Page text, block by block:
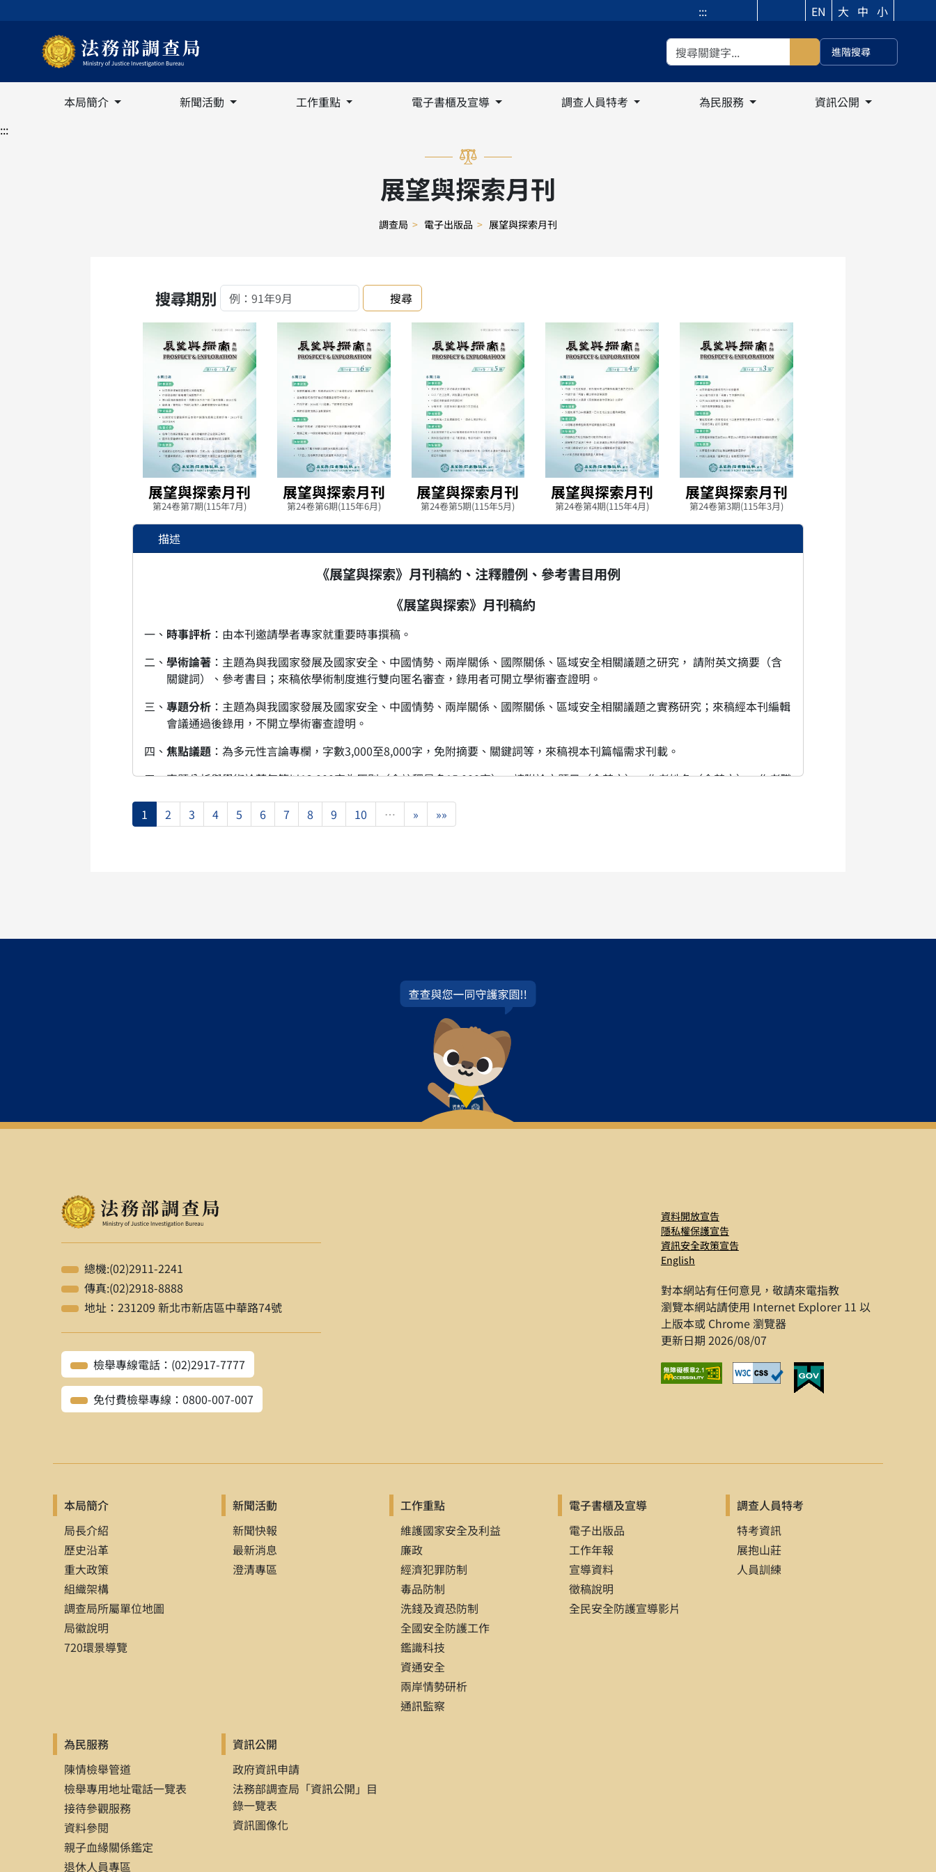
::: EN 大 中 小
進階搜尋
本局簡介 新聞活動 工作重點 電子書櫃及宣導 調查人員特考 為民服務
資訊公開
:::
展望與探索月刊
調查局 > 電子出版品 > 展望與探索月刊
搜尋期別 搜尋
展望與探索月刊
第24卷第7期(115年7月)
展望與探索月刊
第24卷第6期(115年6月)
展望與探索月刊
第24卷第5期(115年5月)
展望與探索月刊
第24卷第4期(115年4月)
展望與探索月刊
第24卷第3期(115年3月)
描述
《展望與探索》月刊稿約、注釋體例、參考書目用例
《展望與探索》月刊稿約
一、 時事評析 ：由本刊邀請學者專家就重要時事撰稿。
二、 學術論著 ：主題為與我國家發展及國家安全、中國情勢、兩岸關係、國際關係、區域安全相關議題之研究， 請附英文摘要（含
關鍵詞）、參考書目；來稿依學術制度進行雙向匿名審查，錄用者可開立學術審查證明。
三、 專題分析 ：主題為與我國家發展及國家安全、中國情勢、兩岸關係、國際關係、區域安全相關議題之實務研究；來稿經本刊編輯
會議通過後錄用，不開立學術審查證明。
四、 焦點議題 ：為多元性言論專欄，字數3,000至8,000字，免附摘要、關鍵詞等，來稿視本刊篇幅需求刊載。
五、專題分析與學術論著每篇以12,000字為原則（含註釋最多15,000字），請附論文題目（含英文）、作者姓名（含英文）、作者職
六、來稿請標明欲投欄目種類，全文請以14號標楷體、行距25橫排直書；併附作者簡歷、電子檔及註明字數（含圖表）。
管理作業要點由文化部無償辦理流通利用，餘依《著作權法》相關規定辦理。著作權授權書於本刊決定刊稿時簽署，並隨同受領
十、來稿請寄：【231206】新北市新店區中生路40號 「展望與探索雜誌社」。或E-mail:
《展望與探索》月刊註釋體例
（一）書籍：（中外文書籍同此格式）
註釋格式：作者姓名，書名（出版地：出版者，年月日），頁x-x。
【例】 林山田，
【例】Teresa Wright,Accepting Authoritarianism
（California: Stanford University press, 2010）, pp. 100-101.
註釋格式：作者姓名，「篇名」，
【例】黃國昌，「美國法上總統之豁免權與祕匿特權」，
（臺北），第140期（2007年1月），頁6。
【例】Paul N. Stockton, “Reform, don’t merge, The Homeland Security Council,”
【例】張侃侃，「邊緣顯彰：賈樟柯電影中社會弱勢群體的再現」，發表於嘿山寨‧慮消費：生態、科技與文化政治研討會（新北：
真理大學文化研究年會，2011年1月9日），頁6-11。
【例】Chu,Yun-Han,“Taiwan’s Dmocracy in Distress: Implications for Dmocracy Political Dvelomoents,”paper presented
at the Taiwan at Cross Road? Analyzing the 2004 Presidental Election（DC：China Program, Carnegie Endowment for
International Peace, USA, and Cross-Strait Interflow Prospect Foundation , Republic of China）, PP. 9-18.
學位論文
：作者姓名，「論文名」，學校系所碩/博士論文（年月），頁x。
【例】鈕則謙，「全球城市之建構：以上海市為例」，國立政治大學中山人文社會科學研究所博士論文（2005年），頁6-11。
【例】Huang, Jr-Tsung,“Three Essays on Marital Births and Taxes,”Diss., Department of Ecnomics, Universty of
註釋格式：作者姓名，「篇名」，
【例】胡錦濤，「在人民日報社考察工作時的講話」，
【例】Cheng, Joseph Y. S.,“Shame on US,”
：（中外文翻譯同此格式）
註釋格式：原作者全名，xx譯，
1 2 3 4 5 6 7 8 9 10 … » »»
總機:(02)2911-2241
傳真:(02)2918-8888
地址：231209 新北市新店區中華路74號
檢舉專線電話：(02)2917-7777
免付費檢舉專線：0800-007-007
資料開放宣告
隱私權保護宣告
資訊安全政策宣告
English
對本網站有任何意見，敬請來電指教
瀏覽本網站請使用 Internet Explorer 11 以
上版本或 Chrome 瀏覽器
更新日期 2026/08/07
本局簡介
局長介紹
歷史沿革
重大政策
組織架構
調查局所屬單位地圖
局徽說明
720環景導覽
新聞活動
新聞快報
最新消息
澄清專區
工作重點
維護國家安全及利益
廉政
經濟犯罪防制
毒品防制
洗錢及資恐防制
全國安全防護工作
鑑識科技
資通安全
兩岸情勢研析
通訊監察
電子書櫃及宣導
電子出版品
工作年報
宣導資料
徵稿說明
全民安全防護宣導影片
調查人員特考
特考資訊
展抱山莊
人員訓練
為民服務
陳情檢舉管道
檢舉專用地址電話一覽表
接待參觀服務
資料參閱
親子血緣關係鑑定
退休人員專區
資訊公開
政府資訊申請
法務部調查局「資訊公開」目
錄一覽表
資訊圖像化